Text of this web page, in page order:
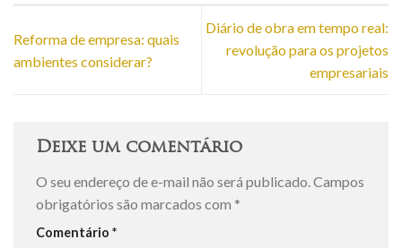
Reforma de empresa: quais
ambientes considerar?
Diário de obra em tempo real:
revolução para os projetos
empresariais
Deixe um comentário
O seu endereço de e-mail não será publicado.Campos
obrigatórios são marcados com *
Comentário *